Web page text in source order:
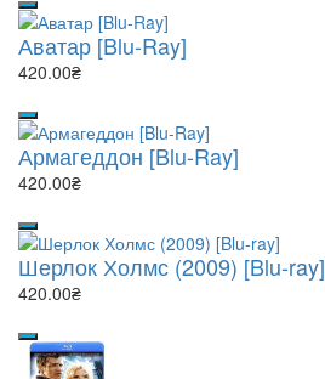
Аватар [Blu-Ray]
420.00₴
Армагеддон [Blu-Ray]
420.00₴
Шерлок Холмс (2009) [Blu-ray]
420.00₴